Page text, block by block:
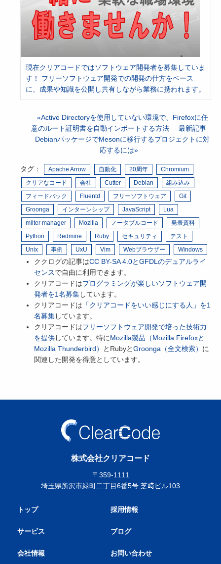
現在クリアコードではソフトウェア開発者を募集していま
す！ フリーソフトウェア開発での開発の仕方をベース
に、成果や知識を公開し共有しながら業務に携われます。
Active Directoryを使用していない環境で、Firefoxに任
意のルート証明書を自動インポートする方法
最新記事
DebianパッケージでMesonに移行するプロジェクトに対
応するには
タグ： Apache Arrow 自動化 20周年
Chromium
クリアなコード
会社 Cutter Debian
組み込み
フィードバック
Fluentd フリーソフトウェア
Git
Groonga
インターンシップ JavaScript
Lua
milter manager
Mozilla ノータブルコード
発表資料
Python
Redmine Ruby セキュリティ
テスト
Unix
事例 UxU Vim Webブラウザー Windows
ククログの記事はCC BY-SA 4.0とGFDLのデュアルライ
センスで自由に利用できます。
クリアコードはプログラミングが楽しいソフトウェア開
発者を1名募集しています。
クリアコードは 「クリアコードをいい感じにする人」を1
名募集しています。
クリアコードはフリーソフトウェア開発で培った技術力
を提供しています。特にMozilla製品（Mozilla Firefoxと
Mozilla Thunderbird）
とRubyとGroonga（全文検索） に
関連した開発を得意としています。
株式会社クリアコード
〒359-1111
埼玉県所沢市緑町二丁目6番5号 芝﨑ビル103
トップ
サービス
会社情報
採用情報
ブログ
お問い合わせ